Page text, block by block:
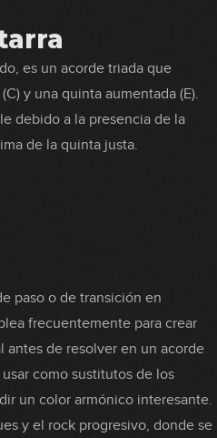
es un acorde triada que
y una quinta aumentada (E).
debido a la presencia de la
de la quinta justa.
paso o de transición en
frecuentemente para crear
de resolver en un acorde
como sustitutos de los
un color armónico interesante.
y el rock progresivo, donde se